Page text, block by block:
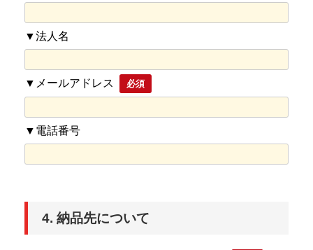
▼法人名
▼メールアドレス 必須
▼電話番号
4. 納品先について